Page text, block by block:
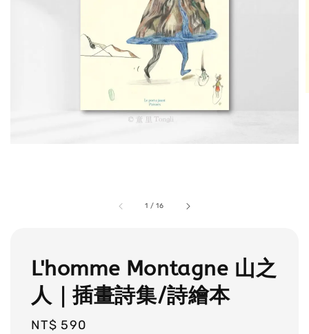
1 /16
L'homme Montagne 山之
人｜插畫詩集/詩繪本
Regular
NT$ 590